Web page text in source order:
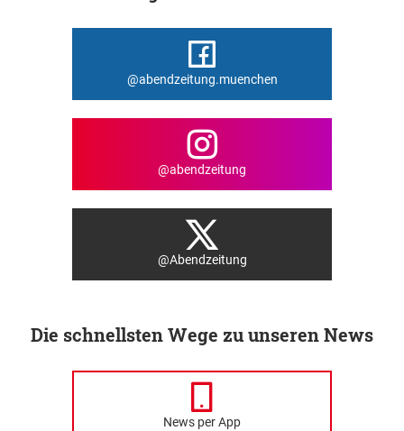
@abendzeitung.muenchen
@abendzeitung
@Abendzeitung
Die schnellsten Wege zu unseren News
News per App